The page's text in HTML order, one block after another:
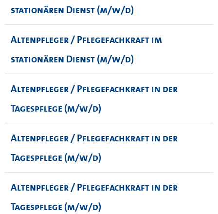
stationären Dienst (m/w/d)
Altenpfleger / Pflegefachkraft im
stationären Dienst (m/w/d)
Altenpfleger / Pflegefachkraft in der
Tagespflege (m/w/d)
Altenpfleger / Pflegefachkraft in der
Tagespflege (m/w/d)
Altenpfleger / Pflegefachkraft in der
Tagespflege (m/w/d)